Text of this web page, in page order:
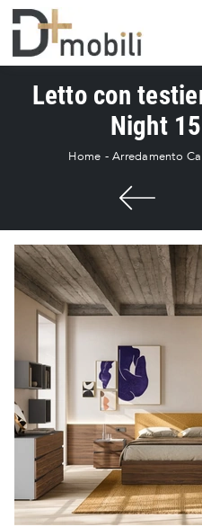
Letto con
Night
Home - Arredamento